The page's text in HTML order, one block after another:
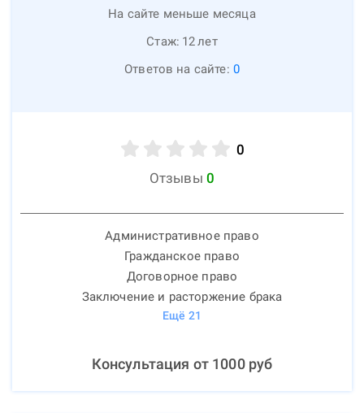
На сайте меньше месяца
Стаж: 12лет
Ответов на сайте: 0
0
Отзывы 0
Административное право
Гражданское право
Договорное право
Заключение и расторжение брака
Ещё 21
Консультация от 1000руб